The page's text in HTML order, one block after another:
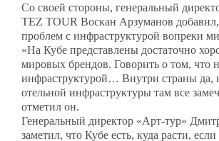
Со своей стороны, генеральный
TEZ TOUR Воскан Арзуманов
проблем с инфраструктурой вопреки
«На Кубе представлены достаточно
мировых брендов. Говорить о том, что
инфраструктурой… Внутри страны да,
отельной инфраструктуры там все
отметил он.
Генеральный директор «Арт-тур»
заметил, что Кубе есть, куда расти,